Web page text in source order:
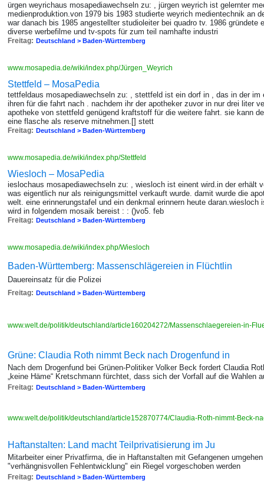
ürgen weyrichaus mosapediawechseln zu: , jürgen weyrich ist gelernter
medienproduktion.von 1979 bis 1983 studierte weyrich medientechnik an
war danach bis 1985 angestellter studioleiter bei quadro tv. 1986 gründete
diverse werbefilme und tv-spots für zum teil namhafte industri
Freitag: Deutschland > Baden-Württemberg
www.mosapedia.de/wiki/index.php/Jürgen_Weyrich
Stettfeld – MosaPedia
tettfeldaus mosapediawechseln zu: , stettfeld ist ein dorf in , das in der im
ihren für die fahrt nach . nachdem ihr der apotheker zuvor in nur drei liter
apotheke von stettfeld genügend kraftstoff für die weitere fahrt. sie kann
eine flasche als reserve mitnehmen.[] stett
Freitag: Deutschland > Baden-Württemberg
www.mosapedia.de/wiki/index.php/Stettfeld
Wiesloch – MosaPedia
ieslochaus mosapediawechseln zu: , wiesloch ist einent wird.in der erhält
was eigentlich nur als reinigungsmittel verkauft wurde. damit wurde die
welt. eine erinnerungstafel und ein denkmal erinnern heute
wird in folgendem mosaik bereist : : ()vo5. feb
Freitag: Deutschland > Baden-Württemberg
www.mosapedia.de/wiki/index.php/Wiesloch
Baden-Württemberg: Massenschlägereien in Flüchtlin
Dauereinsatz für die Polizei
Freitag: Deutschland > Baden-Württemberg
www.welt.de/politik/deutschland/article160204272/Massenschlaegereien-in-
Grüne: Claudia Roth nimmt Beck nach Drogenfund in
Nach dem Drogenfund bei Grünen-Politiker Volker Beck fordert Claudia
„keine Häme“ Kretschmann fürchtet, dass sich der Vorfall auf die Wahlen
Freitag: Deutschland > Baden-Württemberg
www.welt.de/politik/deutschland/article152870774/Claudia-Roth-nimmt-Beck-
Haftanstalten: Land macht Teilprivatisierung im Ju
Mitarbeiter einer Privatfirma, die in Haftanstalten mit Gefangenen
"verhängnisvollen Fehlentwicklung" ein Riegel vorgeschoben werden
Freitag: Deutschland > Baden-Württemberg